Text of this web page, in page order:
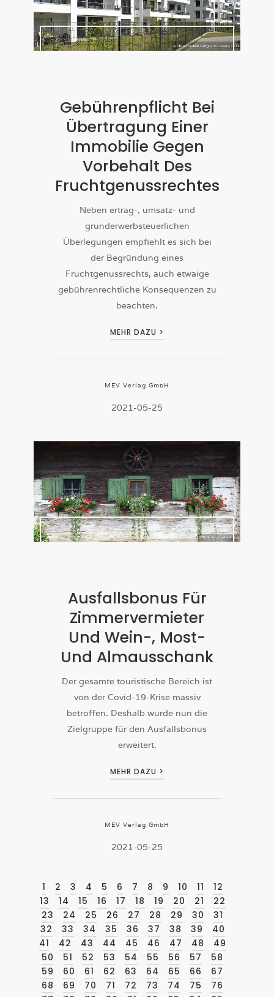
Gebührenpflicht Bei
Übertragung Einer
Immobilie Gegen
Vorbehalt Des
Fruchtgenussrechtes
Neben ertrag-, umsatz- und
grunderwerbsteuerlichen
Überlegungen empfiehlt es sich bei
der Begründung eines
Fruchtgenussrechts, auch etwaige
gebührenrechtliche Konsequenzen zu
beachten.
MEHR DAZU >
MEV Verlag GmbH
2021-05-25
Ausfallsbonus Für
Zimmervermieter
Und Wein-, Most-
Und Almausschank
Der gesamte touristische Bereich ist
von der Covid-19-Krise massiv
betroffen. Deshalb wurde nun die
Zielgruppe für den Ausfallsbonus
erweitert.
MEHR DAZU >
MEV Verlag GmbH
2021-05-25
1 2 3 4 5 6 7 8 9 10 11
12
13
14 15 16 17 18 19 20 21
22
23
24 25 26 27 28 29 30
31
32
33 34 35 36 37 38 39
40
41
42 43 44 45 46 47 48
49
50
51 52 53 54 55 56 57
58
59
60 61 62 63 64 65 66
67
68
69 70 71 72 73 74 75
76